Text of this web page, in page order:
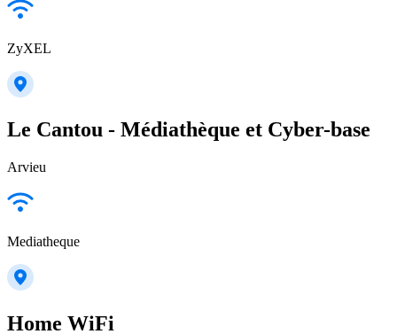
ZyXEL
Le Cantou - Médiathèque et Cyber-base
Arvieu
Mediatheque
Home WiFi